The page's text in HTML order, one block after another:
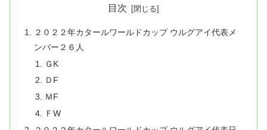
目次
２０２２年カタールワールドカップ ウルグアイ代表メ
ンバー２６人
ＧK
ＤF
ＭF
ＦW